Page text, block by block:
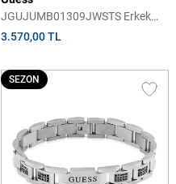
JGUJUMB01309JWSTS Erkek
Bileklik
3.570,00 TL
SEZON